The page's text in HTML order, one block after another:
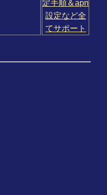
定手順＆apn
設定など全
てサポート